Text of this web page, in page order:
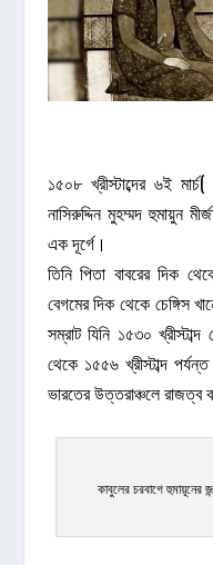
১৫০৮ খ্রীস্টাব্দের ৬ই
নাসিরুদ্দিন মুহম্মদ হুমায়ুন
এক দূর্গে।
তিনি পিতা বাবরের দিক
বেগমের দিক থেকে চেঙ্গিস
সম্রাট যিনি ১৫৩০
থেকে ১৫৫৬ খ্রীস্টাব্দ
ভারতের উত্তরাঞ্চলে রাজত্ব
কাবুলের চরবাগে